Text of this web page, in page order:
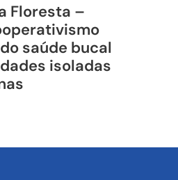
Floresta –
saúde bucal
isoladas